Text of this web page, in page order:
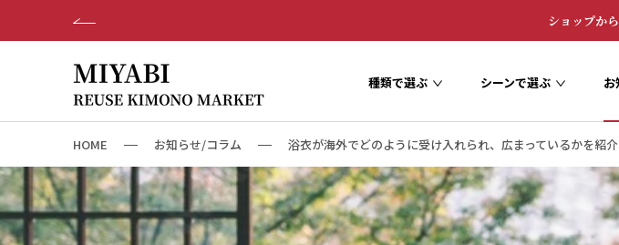
て
ン
テ
ン
ツ
ショップか
種類で選ぶ シーンで選ぶ
HOME お知らせ/コラム 浴衣が海外でどのように受け入れられ、広まっているか